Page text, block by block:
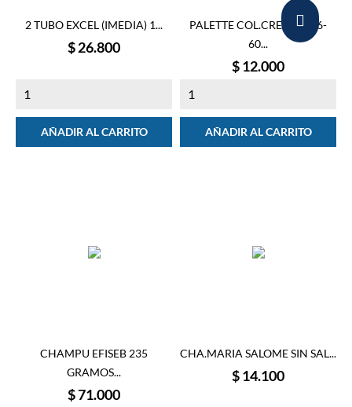
2 TUBO EXCEL (IMEDIA) 1...
Precio
$ 26.800
AÑADIR AL CARRITO
PALETTE COL.CRE TUBO 6-
60...
Precio
$ 12.000
AÑADIR AL CARRITO
CHAMPU EFISEB 235
GRAMOS...
Precio
$ 71.000
CHA.MARIA SALOME SIN SAL...
Precio
$ 14.100